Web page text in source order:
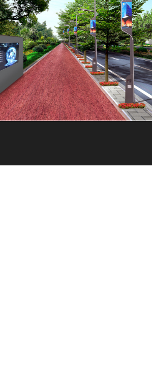
会、湖北省运会等大型赛事专业体育场
馆，获用户广泛好评。
依托创新的技术，以创造客户价值为导
向，通用智能技术将不断为客户提供差
异化整体解决方案等专业的配套服务，
为您带来非凡的科技体验。